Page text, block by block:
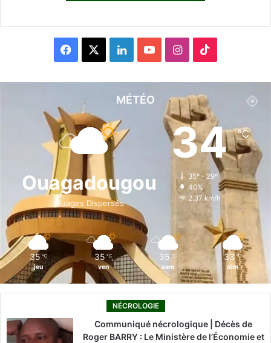
e
o
k
L
n
i
n
I
s
t
a
g
r
T
o
k
MÉTÉO
Ouagadougou
Nuages Dispersés
34℃
35º - 29º
40%
2.37 km/h
35 ℃
jeu
35 ℃
ven
35 ℃
sam
33 ℃
dim
NÉCROLOGIE
Communiqué nécrologique | Décès de
Roger BARRY : Le Ministère de l’Économie et